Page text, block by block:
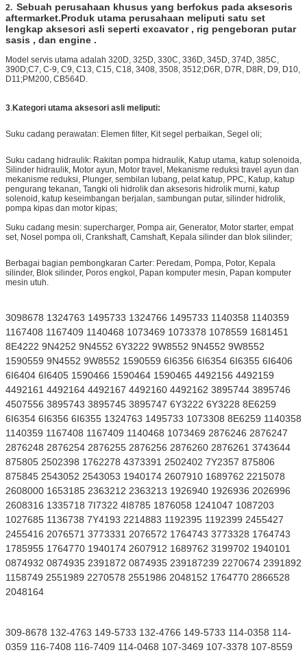
2. Sebuah perusahaan khusus yang berfokus pada aksesoris
aftermarket.Produk utama perusahaan meliputi satu set
lengkap aksesori asli seperti excavator , rig pengeboran putar
sasis , dan engine .
Model servis utama adalah 320D, 325D, 330C, 336D, 345D, 374D, 385C,
390D;C7, C-9, C9, C13, C15, C18, 3408, 3508, 3512;D6R, D7R, D8R, D9, D10,
D11;PM200, CB564D.
3.Kategori utama aksesori asli meliputi:
Suku cadang perawatan: Elemen filter, Kit segel perbaikan, Segel oli;
Suku cadang hidraulik: Rakitan pompa hidraulik, Katup utama, katup solenoida,
Silinder hidraulik, Motor ayun, Motor travel, Mekanisme reduksi travel ayun dan
mekanisme reduksi, Plunger, sembilan lubang, pelat katup, PPC, Katup, katup
pengurang tekanan, Tangki oli hidrolik dan aksesoris hidrolik murni, katup
solenoid, katup keseimbangan berjalan, sambungan putar, silinder hidrolik,
pompa kipas dan motor kipas;
Suku cadang mesin: supercharger, Pompa air, Generator, Motor starter, empat
set, Nosel pompa oli, Crankshaft, Camshaft, Kepala silinder dan blok silinder;
Berbagai bagian pembongkaran Carter: Peredam, Pompa, Potor, Kepala
silinder, Blok silinder, Poros engkol, Papan komputer mesin, Papan komputer
mesin utuh.
3098678 1324763 1495733 1324766 1495733 1140358 1140359
1167408 1167409 1140468 1073469 1073378 1078559 1681451
8E4222 9N4252 9N4552 6Y3222 9W8552 9N4552 9W8552
1590559 9N4552 9W8552 1590559 6I6356 6I6354 6I6355 6I6406
6I6404 6I6405 1590466 1590464 1590465 4492156 4492159
4492161 4492164 4492167 4492160 4492162 3895744 3895746
4507556 3895743 3895745 3895747 6Y3222 6Y3228 8E6259
6I6354 6I6356 6I6355 1324763 1495733 1073308 8E6259 1140358
1140359 1167408 1167409 1140468 1073469 2876246 2876247
2876248 2876254 2876255 2876256 2876260 2876261 3743644
875805 2502398 1762278 4373391 2502402 7Y2357 875806
875845 2543052 2543053 1940174 2607910 1689762 2215078
2608000 1653185 2363212 2363213 1926940 1926936 2026996
2608316 1335718 7I7322 4I8785 1876058 1241047 1087203
1027685 1136738 7Y4193 2214883 1192395 1192399 2455427
2455416 2076571 3773331 2076572 1764743 3773328 1764743
1785955 1764770 1940174 2607912 1689762 3199702 1940101
0874932 0874935 2391872 0874935 239187239 2270674 2391892
1158749 2551989 2270578 2551986 2048152 1764770 2866528
2048164
309-8678 132-4763 149-5733 132-4766 149-5733 114-0358 114-
0359 116-7408 116-7409 114-0468 107-3469 107-3378 107-8559